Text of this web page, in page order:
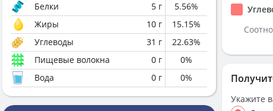
Белки
5 г 5.56%
Жиры
10 г 15.15%
Углеводы
31 г 22.63%
Пищевые волокна
0 г 0%
Вода
0 г 0%
Укажите